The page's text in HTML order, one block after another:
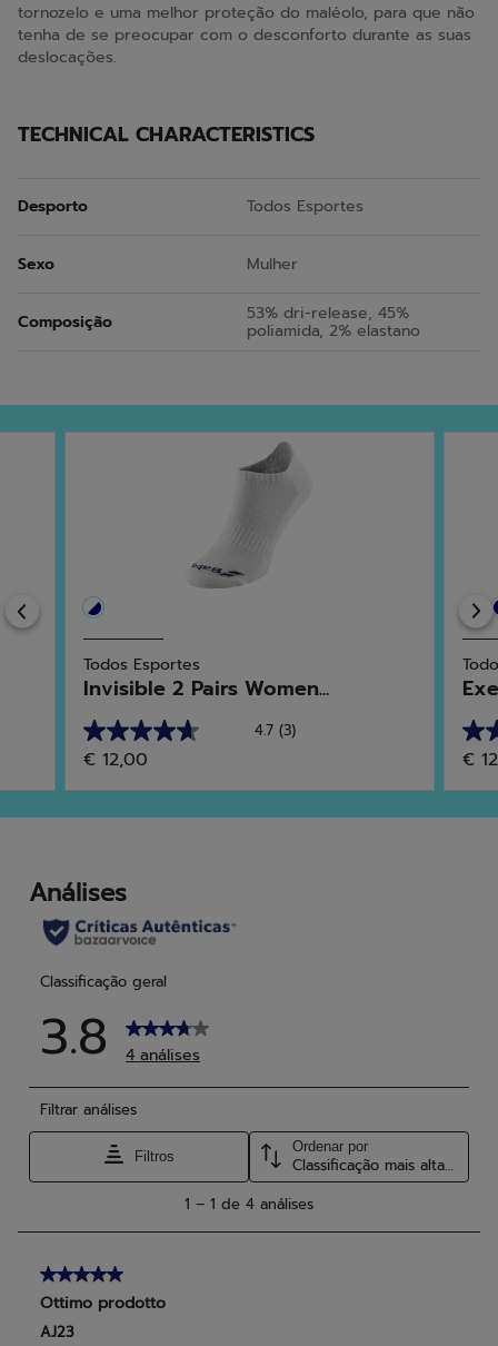
tornozelo e uma melhor proteção do maléolo, para que não
tenha de se preocupar com o desconforto durante as suas
deslocações.
TECHNICAL CHARACTERISTICS
Desporto Todos Esportes
Sexo Mulher
Composição 53% dri-release, 45%
poliamida, 2% elastano
Previous
Todos Esportes
Invisible 2 Pairs Women...
4.7 (3)
4.7
em
5
estrelas.
análises
€ 12,00
5.0
em
5
€